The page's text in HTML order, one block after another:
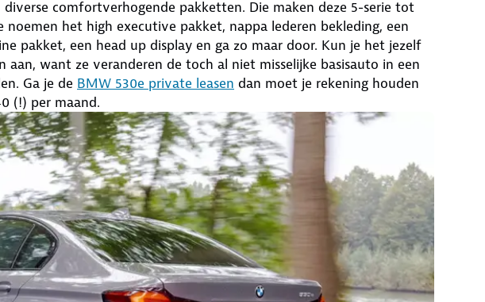
comfortverhogende pakketten. Die maken deze 5-serie tot
noemen het high executive pakket, nappa lederen bekleding, een
pakket, een head up display en ga zo maar door. Kun je het jezelf
want ze veranderen de toch al niet misselijke basisauto in een
Ga je de BMW 530e private leasen dan moet je rekening houden
(!) per maand.